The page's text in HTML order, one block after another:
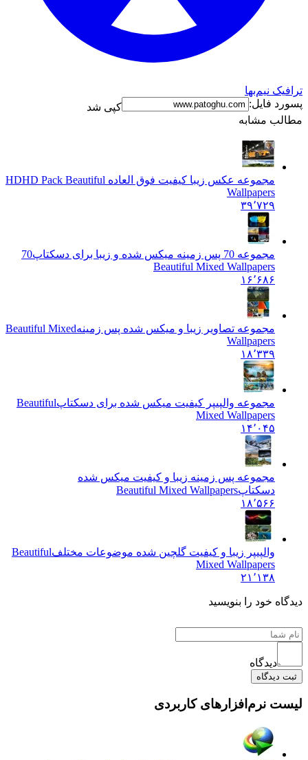
ترافیک نیم‌بها
پسورد فایل:
کپی شد
مطالب مشابه
مجموعه عکس زیبا کیفیت فوق العاده HD HD Pack Beautiful
Wallpapers
۳۹٬۷۲۹
مجموعه 70 پس زمینه میکس شده و زیبا برای دسکتاپ
70
Beautiful Mixed Wallpapers
۱۶٬۶۸۶
مجموعه تصاویر زیبا و میکس شده پس زمینهBeautiful Mixed
Wallpapers
۱۸٬۳۳۹
مجموعه والپیپر کیفیت میکس شده برای دسکتاپBeautiful
Mixed Wallpapers
۱۴٬۰۴۵
مجموعه پس زمینه زیبا و کیفیت میکس شده
دسکتاپBeautiful Mixed Wallpapers
۱۸٬۵۶۶
والپیپر زیبا و کیفیت گلچین شده موضوعات مختلفBeautiful
Mixed Wallpapers
۲۱٬۱۳۸
دیدگاه خود را بنویسید
دیدگاه
ثبت دیدگاه
لیست نرم‌افزارهای کاربردی